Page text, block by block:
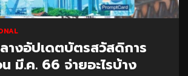
งอัปเดตบัตรสวัสดิการ
มี.ค. 66 จ่ายอะไรบ้าง